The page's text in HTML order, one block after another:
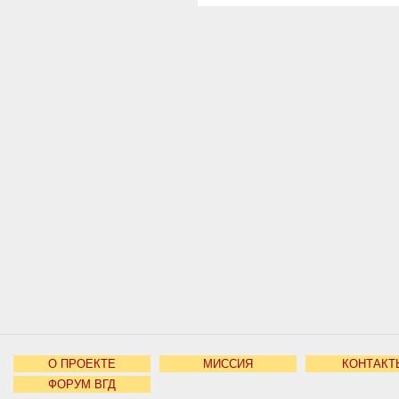
О ПРОЕКТЕ МИССИЯ
ФОРУМ ВГД